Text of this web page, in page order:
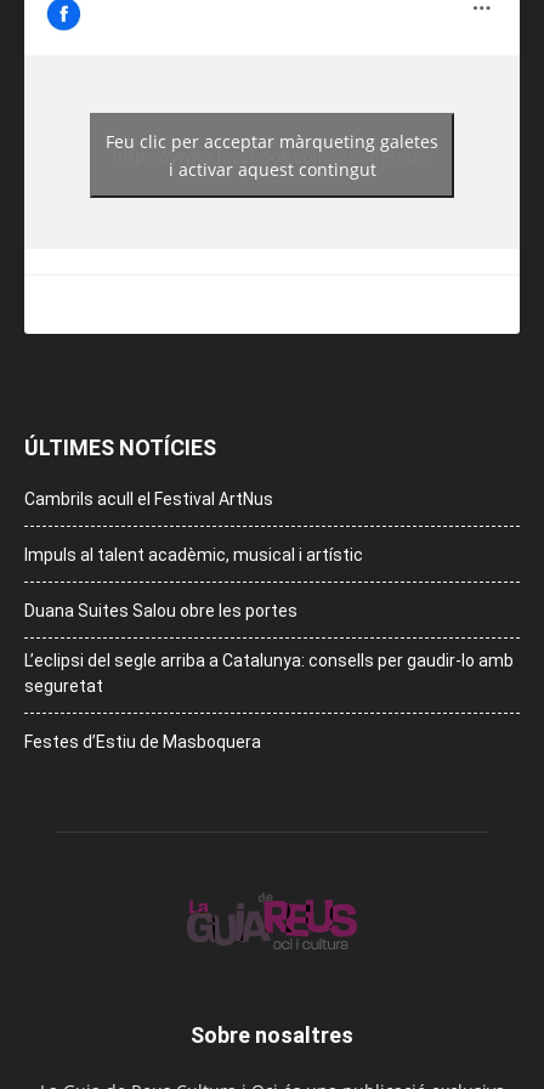
https://www.facebook.com/guiadereus/
Feu clic per acceptar màrqueting galetes
i activar aquest contingut
ÚLTIMES NOTÍCIES
Cambrils acull el Festival ArtNus
Impuls al talent acadèmic, musical i artístic
Duana Suites Salou obre les portes
L’eclipsi del segle arriba a Catalunya: consells per gaudir-lo amb
seguretat
Festes d’Estiu de Masboquera
Sobre nosaltres